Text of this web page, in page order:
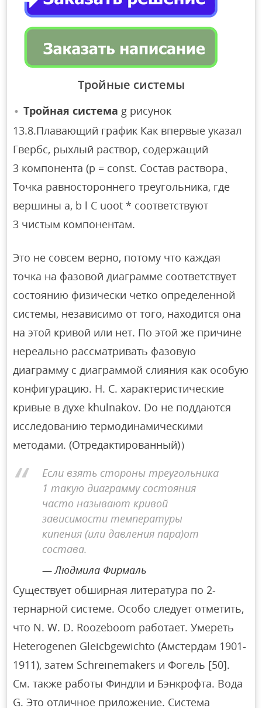
Тройные системы
Тройная система g рисунок
13.8.Плавающий график Как впервые указал
Гвербс, рыхлый раствор, содержащий
3 компонента (p = const. Состав раствора、
Точка равностороннего треугольника, где
вершины a, b l C uoot * соответствуют
3 чистым компонентам.
Это не совсем верно, потому что каждая
точка на фазовой диаграмме соответствует
состоянию физически четко определенной
системы, независимо от того, находится она
на этой кривой или нет. По этой же причине
нереально рассматривать фазовую
диаграмму с диаграммой слияния как особую
конфигурацию. Н. С. характеристические
кривые в духе khulnakov. Do не поддаются
исследованию термодинамическими
методами. (Отредактированный)）
Если взять стороны треугольника
1 такую диаграмму состояния
часто называют кривой
зависимости температуры
кипения (или давления пара)от
состава.
Людмила Фирмаль
Существует обширная литература по 2-
тернарной системе. Особо следует отметить,
что N. W. D. Roozeboom работает. Умереть
Heterogenen Gleicbgewichto (Амстердам 1901-
1911), затем Schreinemakers и Фогель [50].
См. также работы Финдли и Бэнкрофта. Вода
G. Это отличное приложение. Система